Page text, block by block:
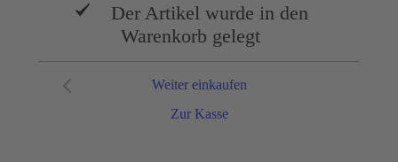
Der Artikel wurde in den
Warenkorb gelegt
Zur Kasse
Weiter einkaufen